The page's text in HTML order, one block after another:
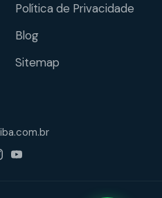
Política de Privacidade
Blog
Sitemap